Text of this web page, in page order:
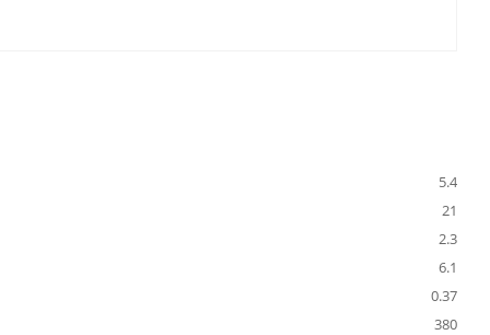
5.4
21
2.3
6.1
0.37
380